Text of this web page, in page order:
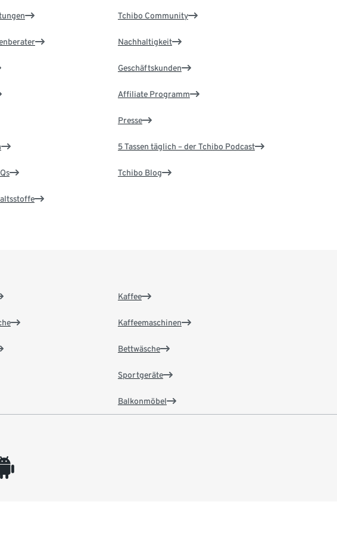
Tchibo Community
Nachhaltigkeit
Geschäftskunden
Affiliate Programm
Presse
5 Tassen täglich – der Tchibo Podcast
Tchibo Blog
Kaffee
Kaffeemaschinen
Bettwäsche
Sportgeräte
Balkonmöbel